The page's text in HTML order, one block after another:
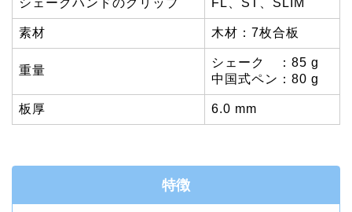
シェークハンドのグリップ FL、ST、SLIM
素材 木材：7枚合板
重量
シェーク ：85 g
中国式ペン：80 g
板厚 6.0 mm
特徴